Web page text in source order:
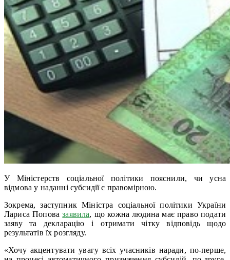
У Міністерств соціальної політики пояснили, чи усна
відмова у наданні субсидії є правомірною.
Зокрема, заступник Міністра соціальної політики України
Лариса Поповазаявила, що кожна людина має право подати
заяву та декларацію і отримати чітку відповідь щодо
результатів їх розгляду.
«Хочу акцентувати увагу всіх учасників наради, по-перше,